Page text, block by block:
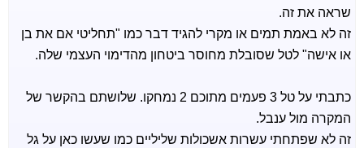
שראה את זה.
זה לא באמת תמים או מקרי להגיד דבר כמו "תחליטי אם את בן
או אישה" לטל שסובלת מחוסר ביטחון מהדימוי העצמי שלה.
כתבתי על טל 3 פעמים מתוכם 2 נמחקו. שלושתם בהקשר של
המקרה מול ענבל.
זה לא שפתחתי עשרות אשכולות שליליים כמו שעשו כאן על גל